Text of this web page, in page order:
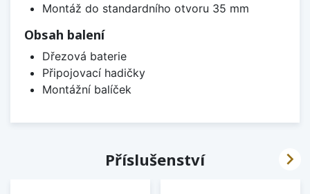
Montáž do standardního otvoru 35 mm
Obsah balení
Dřezová baterie
Připojovací hadičky
Montážní balíček
Příslušenství 